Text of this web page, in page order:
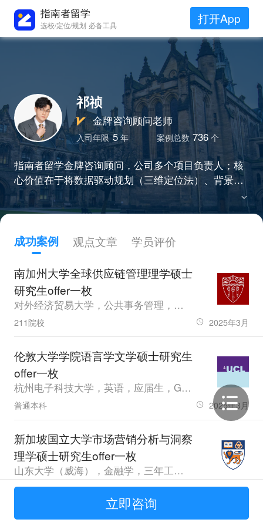
指南者留学
选校/定位/规划 必备工具 打开App
祁祯
金牌咨询顾问老师
入司年限 5年 案例总数 736 个
指南者留学金牌咨询顾问，公司多个项目负责人；核
心价值在于将数据驱动规划（三维定位法）、背景深
度重塑能力与透明化服务结合，尤其擅于为“非顶尖背
景”学生开辟名校路径。
成功案例 观点文章
学员评价
南加州大学全球供应链管理理学硕士
研究生offer一枚
对外经济贸易大学，公共事务管理，应届生，GPA84.63，雅思7.0
211院校 2025年3月
伦敦大学学院语言学文学硕士研究生
offer一枚
杭州电子科技大学，英语，应届生，GPA4.43
普通本科 2025年3月
新加坡国立大学市场营销分析与洞察
理学硕士研究生offer一枚
山东大学（威海），金融学，三年工作经验，GPA77.51，雅思7.0
985院校 2025年2月
剑桥大学社会学（媒体与文化社会
立即咨询